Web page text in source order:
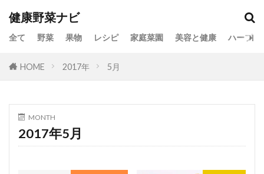
健康野菜ナビ
全て 野菜 果物 レシピ 家庭菜園 美容と健康 ハーブ
HOME 2017年 5月
MONTH
2017年5月